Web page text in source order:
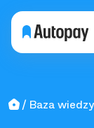
Baza wiedzy